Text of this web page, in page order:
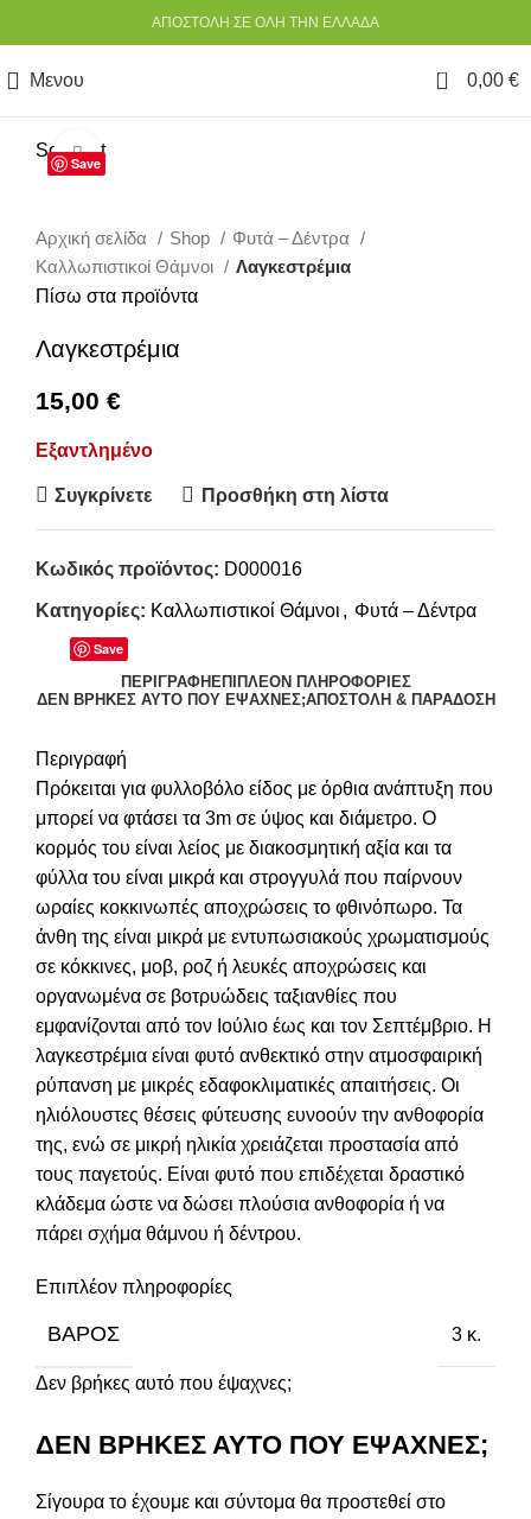
ΑΠΟΣΤΟΛΗ ΣΕ ΟΛΗ ΤΗΝ ΕΛΛΑΔΑ
Μενου 0 0,00 €
Save
Sold outΚάντε κλικ για να μεγεθύνετε
Αρχική σελίδα Shop
Φυτά – Δέντρα
Καλλωπιστικοί Θάμνοι
Λαγκεστρέμια
Πίσω στα προϊόντα
Λαγκεστρέμια
15,00 €
Εξαντλημένο
Συγκρίνετε Προσθήκη στη λίστα
Κωδικός προϊόντος: D000016
Κατηγορίες: Καλλωπιστικοί Θάμνοι , Φυτά – Δέντρα
Save
ΠΕΡΙΓΡΑΦΉ ΕΠΙΠΛΈΟΝ ΠΛΗΡΟΦΟΡΊΕΣ
ΔΕΝ ΒΡΉΚΕΣ ΑΥΤΌ ΠΟΥ ΈΨΑΧΝΕΣ;ΑΠΟΣΤΟΛΉ & ΠΑΡΆΔΟΣΗ
Περιγραφή
Πρόκειται για φυλλοβόλο είδος με όρθια ανάπτυξη που
μπορεί να φτάσει τα 3m σε ύψος και διάμετρο. Ο
κορμός του είναι λείος με διακοσμητική αξία και τα
φύλλα του είναι μικρά και στρογγυλά που παίρνουν
ωραίες κοκκινωπές αποχρώσεις το φθινόπωρο. Τα
άνθη της είναι μικρά με εντυπωσιακούς χρωματισμούς
σε κόκκινες, μοβ, ροζ ή λευκές αποχρώσεις και
οργανωμένα σε βοτρυώδεις ταξιανθίες που
εμφανίζονται από τον Ιούλιο έως και τον Σεπτέμβριο. Η
λαγκεστρέμια είναι φυτό ανθεκτικό στην ατμοσφαιρική
ρύπανση με μικρές εδαφοκλιματικές απαιτήσεις. Οι
ηλιόλουστες θέσεις φύτευσης ευνοούν την ανθοφορία
της, ενώ σε μικρή ηλικία χρειάζεται προστασία από
τους παγετούς. Είναι φυτό που επιδέχεται δραστικό
κλάδεμα ώστε να δώσει πλούσια ανθοφορία ή να
πάρει σχήμα θάμνου ή δέντρου.
Επιπλέον πληροφορίες
ΒΆΡΟΣ 3 κ.
Δεν βρήκες αυτό που έψαχνες;
ΔΕΝ ΒΡΗΚΕΣ ΑΥΤΟ ΠΟΥ ΕΨΑΧΝΕΣ;
Σίγουρα το έχουμε και σύντομα θα προστεθεί στο